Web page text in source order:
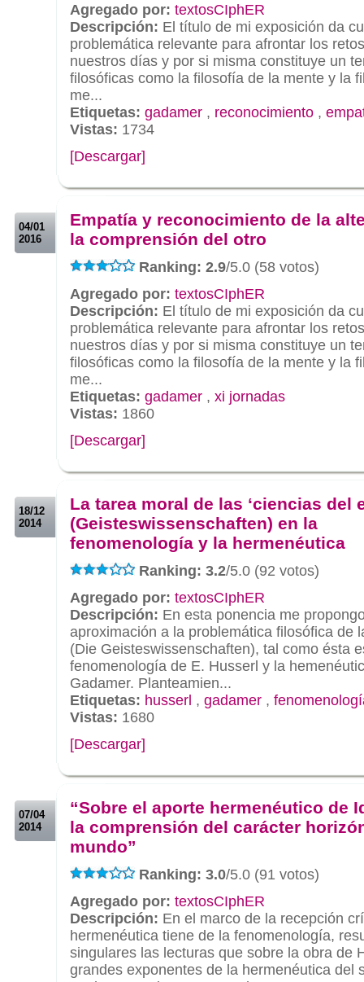
Agregado por: textosCIphER
Descripción: El título de mi exposición da
problemática relevante para afrontar los
nuestros días y por si misma constituye un
filosóficas como la filosofía de la mente y la
me...
Etiquetas: gadamer , reconocimiento ,
Vistas: 1734
[Descargar]
04/01
2016
Empatía y reconocimiento de la
la comprensión del otro
Ranking: 2.9/5.0 (58 votos)
Agregado por: textosCIphER
Descripción: El título de mi exposición da
problemática relevante para afrontar los
nuestros días y por si misma constituye un
filosóficas como la filosofía de la mente y la
me...
Etiquetas: gadamer , xi jornadas
Vistas: 1860
[Descargar]
18/12
2014
La tarea moral de las ‘ciencias del
(Geisteswissenschaften) en la
fenomenología y la hermenéutica
Ranking: 3.2/5.0 (92 votos)
Agregado por: textosCIphER
Descripción: En esta ponencia me
aproximación a la problemática filosófica de
(Die Geisteswissenschaften), tal como ésta
fenomenología de E. Husserl y la
Gadamer. Planteamien...
Etiquetas: husserl , gadamer ,
Vistas: 1680
[Descargar]
07/04
2014
“Sobre el aporte hermenéutico de
la comprensión del carácter
mundo”
Ranking: 3.0/5.0 (91 votos)
Agregado por: textosCIphER
Descripción: En el marco de la recepción
hermenéutica tiene de la fenomenología,
singulares las lecturas que sobre la obra de
grandes exponentes de la hermenéutica del